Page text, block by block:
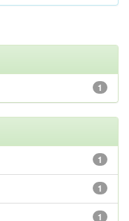
1
1
1
1